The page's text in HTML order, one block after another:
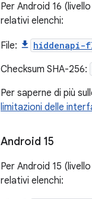
Per Android 16
relativi elenchi:
File: hiddenapi-
Checksum SHA-256:
Per saperne di più
limitazioni delle
Android 15
Per Android 15
relativi elenchi: